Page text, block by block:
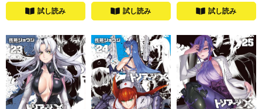
試し読み 試し読み 試し読み